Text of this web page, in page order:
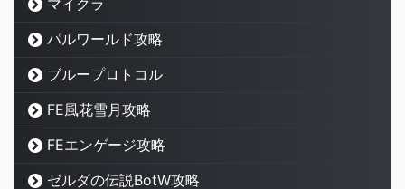
マイクラ
パルワールド攻略
ブループロトコル
FE風花雪月攻略
FEエンゲージ攻略
ゼルダの伝説BotW攻略